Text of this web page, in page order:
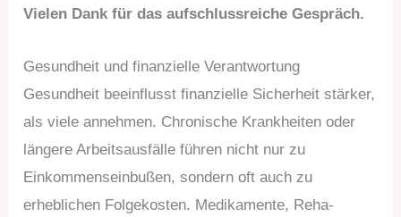
Vielen Dank für das aufschlussreiche Gespräch.
Gesundheit und finanzielle Verantwortung
Gesundheit beeinflusst finanzielle Sicherheit stärker,
als viele annehmen. Chronische Krankheiten oder
längere Arbeitsausfälle führen nicht nur zu
Einkommenseinbußen, sondern oft auch zu
erheblichen Folgekosten. Medikamente, Reha-